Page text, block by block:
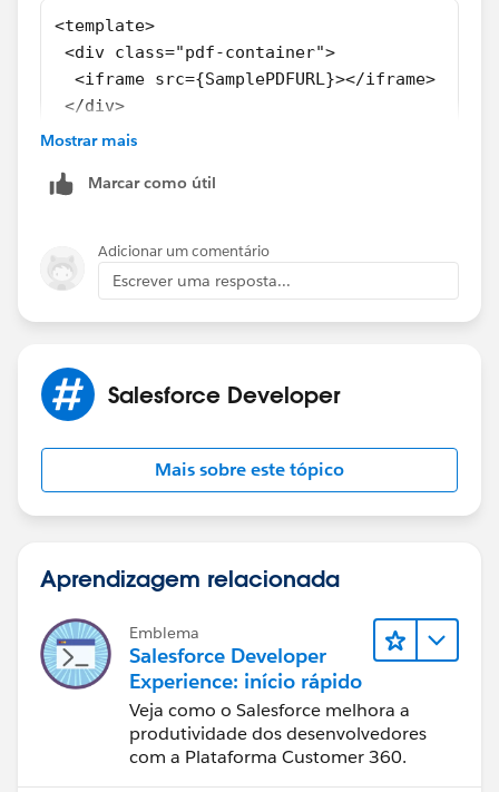
<template>
<div class="pdf-container">
  <iframe src={SamplePDFURL}></iframe>
</div>
</template>
.pdf-container {
}
iframe {
  height: 100%;
}
</style>
import { LightningElement } from 'lwc';
import FCSSManagerHelp from '@salesforce/
export default class fcssManagerHelp
Mostrar mais
Marcar como útil
Adicionar um comentário
Escrever uma resposta...
Salesforce Developer
Mais sobre este tópico
Aprendizagem relacionada
Emblema
Salesforce Developer
Experience: início rápido
Veja como o Salesforce melhora a
produtividade dos desenvolvedores
com a Plataforma Customer 360.